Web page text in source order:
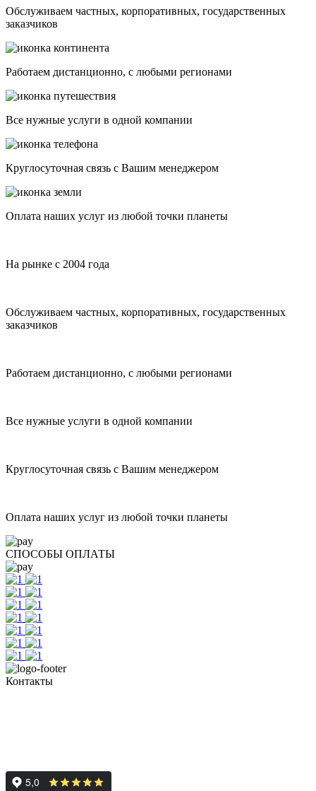
Обслуживаем частных, корпоративных, государственных
заказчиков
Работаем дистанционно, с любыми регионами
Все нужные услуги в одной компании
Круглосуточная связь с Вашим менеджером
Оплата наших услуг из любой точки планеты
На рынке с 2004 года
Обслуживаем частных, корпоративных, государственных
заказчиков
Работаем дистанционно, с любыми регионами
Все нужные услуги в одной компании
Круглосуточная связь с Вашим менеджером
Оплата наших услуг из любой точки планеты
СПОСОБЫ ОПЛАТЫ
Контакты